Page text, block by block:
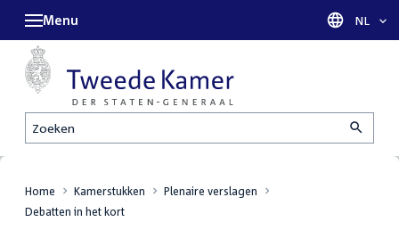
Zoeken
Menu Taal
NL
Home Kamerstukken
Plenaire verslagen
Debatten in het kort